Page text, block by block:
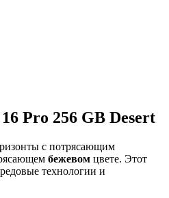
Pro 256 GB Desert
с потрясающим
бежевом цвете. Этот
технологии и